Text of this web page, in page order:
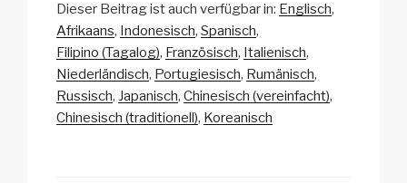
p
y
Li
n
ail c
e
b
o
at
s
A
p
a
p
c
h
e
n
Dieser Beitrag ist auch verfügbar in: Englisch
Afrikaans Indonesisch Spanisch
Filipino (Tagalog) Französisch Italienisch
Niederländisch Portugiesisch Rumänisch
Russisch Japanisch Chinesisch (vereinfacht)
Chinesisch (traditionell) Koreanisch